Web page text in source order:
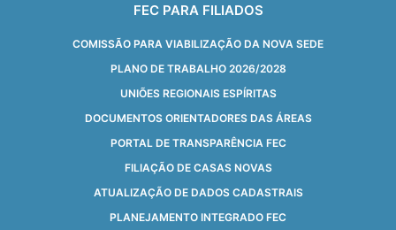
FEC PARA FILIADOS
COMISSÃO PARA VIABILIZAÇÃO DA NOVA SEDE
PLANO DE TRABALHO 2026/2028
UNIÕES REGIONAIS ESPÍRITAS
DOCUMENTOS ORIENTADORES DAS ÁREAS
PORTAL DE TRANSPARÊNCIA FEC
FILIAÇÃO DE CASAS NOVAS
ATUALIZAÇÃO DE DADOS CADASTRAIS
PLANEJAMENTO INTEGRADO FEC